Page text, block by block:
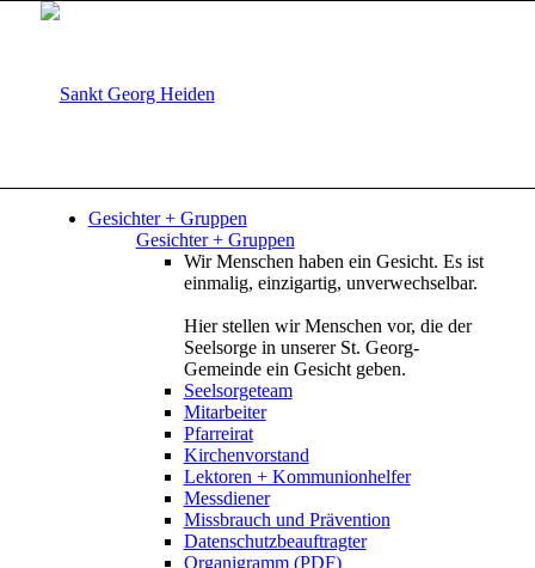
Gesichter + Gruppen
Gesichter + Gruppen
Wir Menschen haben ein Gesicht. Es ist
einmalig, einzigartig, unverwechselbar.
Hier stellen wir Menschen vor, die der
Seelsorge in unserer St. Georg-
Gemeinde ein Gesicht geben.
Seelsorgeteam
Mitarbeiter
Pfarreirat
Kirchenvorstand
Lektoren + Kommunionhelfer
Messdiener
Missbrauch und Prävention
Datenschutzbeauftragter
Organigramm (PDF)